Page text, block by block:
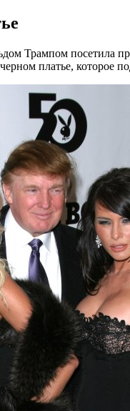
Трампом посетила
платье, которое